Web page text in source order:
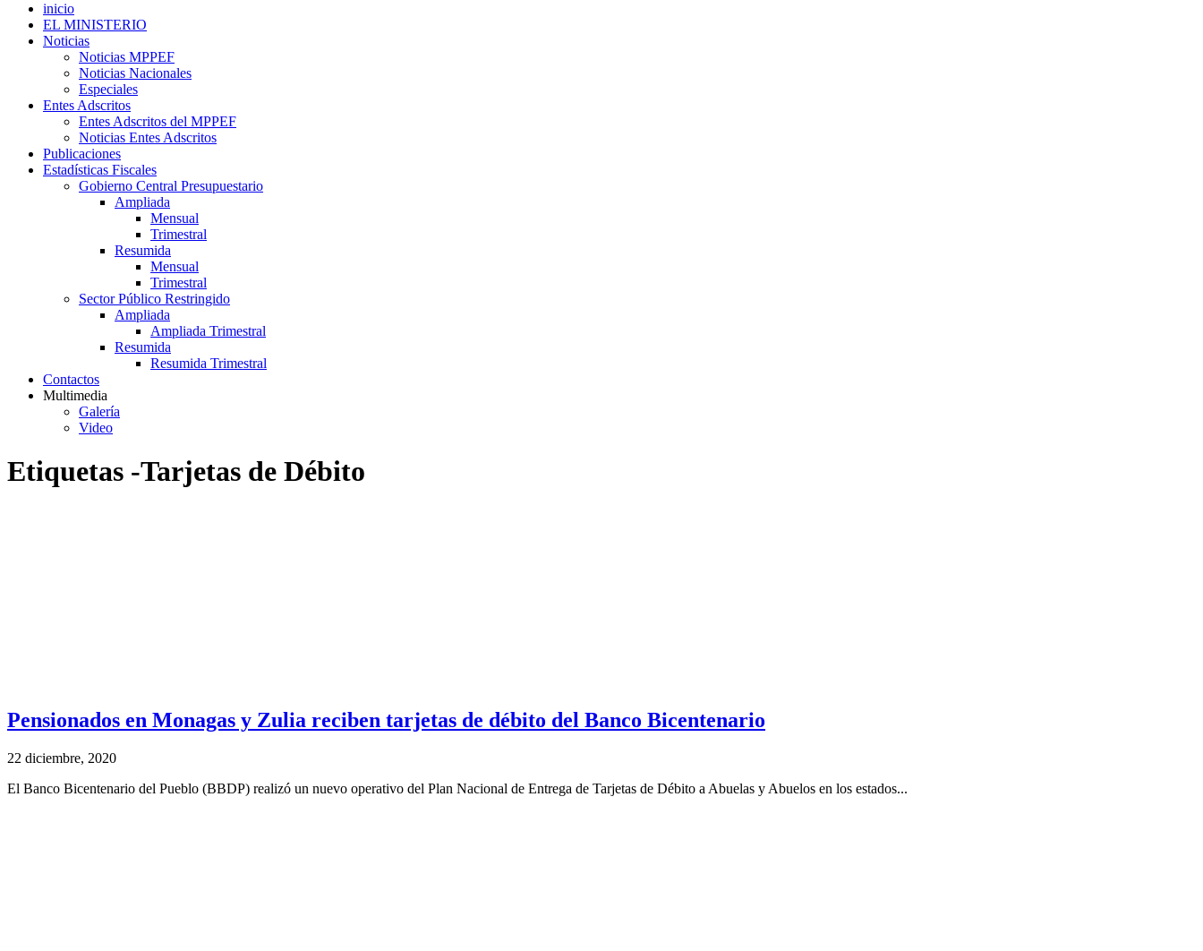
inicio
EL MINISTERIO
Noticias
Noticias MPPEF
Noticias Nacionales
Especiales
Entes Adscritos
Entes Adscritos del MPPEF
Noticias Entes Adscritos
Publicaciones
Estadísticas Fiscales
Gobierno Central Presupuestario
Ampliada
Mensual
Trimestral
Resumida
Mensual
Trimestral
Sector Público Restringido
Ampliada
Ampliada Trimestral
Resumida
Resumida Trimestral
Contactos
Multimedia
Galería
Video
Etiquetas -Tarjetas de Débito
Pensionados en Monagas y Zulia reciben tarjetas de débito del Banco Bicentenario
22 diciembre, 2020
El Banco Bicentenario del Pueblo (BBDP) realizó un nuevo operativo del Plan Nacional de Entrega de Tarjetas de Débito a Abuelas y Abuelos en los estados...